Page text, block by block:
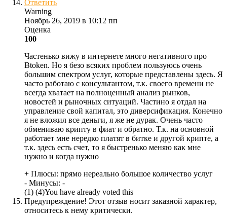
Ответить
Warning
Ноябрь 26, 2019 в 10:12 пп
Оценка
100
Частенько вижу в интернете много негативного про
Btoken. Но я безо всяких проблем пользуюсь очень
большим спектром услуг, которые представлены здесь. Я
часто работаю с консультантом, т.к. своего времени не
всегда хватает на полноценный анализ рынков,
новостей и рыночных ситуаций. Частино я отдал на
управление свой капитал, это диверсификация. Конечно
я не вложил все деньги, я же не дурак. Очень часто
обмениваю крипту в фиат и обратно. Т.к. на основной
работает мне нередко платят в битке и другой крипте, а
т.к. здесь есть счет, то я быстренько меняю как мне
нужно и когда нужно
+ Плюсы: прямо нереально большое количество услуг
- Минусы: -
(1) (4)You have already voted this
Предупреждение! Этот отзыв носит заказной характер,
относитесь к нему критически.